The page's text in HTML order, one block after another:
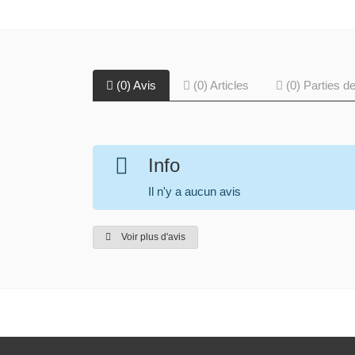
(0) Avis (0) Articles (0) Parties
Info
Il n'y a aucun avis
Voir plus d'avis